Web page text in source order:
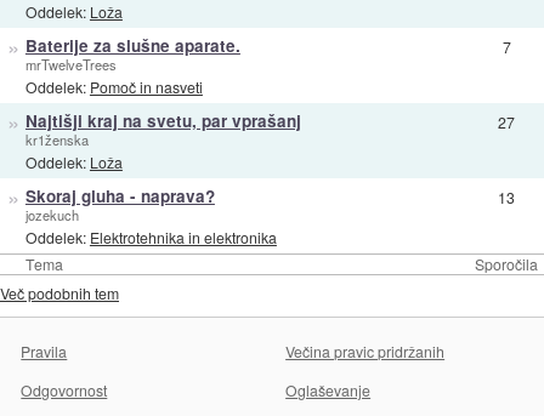
Tema Sporočila
Oddelek: Loža
» Baterije za slušne aparate.
mrTwelveTrees
Oddelek: Pomoč in nasveti
7
» Najtišji kraj na svetu, par vprašanj
kr1ženska
Oddelek: Loža
27
» Skoraj gluha - naprava?
jozekuch
Oddelek: Elektrotehnika in elektronika
13
Več podobnih tem
Pravila
Večina pravic pridržanih
Odgovornost
Oglaševanje